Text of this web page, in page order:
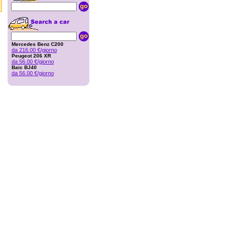
Mercedes Benz C200
da 216.00 €/giorno
Peugeot 206 XR
da 56.00 €/giorno
Baic BJ40
da 56.00 €/giorno